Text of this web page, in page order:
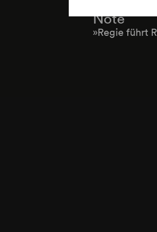
Note
»Regie führt